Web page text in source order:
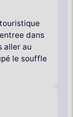
dans
aller au
le souffle